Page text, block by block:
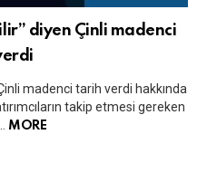
diyen Çinli madenci
madenci tarih verdi hakkında
takip etmesi gereken
MORE